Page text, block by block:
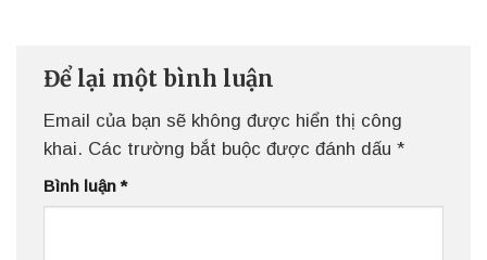
Để lại một bình luận
Email của bạn sẽ không được hiển thị công
khai. Các trường bắt buộc được đánh dấu *
Bình luận*